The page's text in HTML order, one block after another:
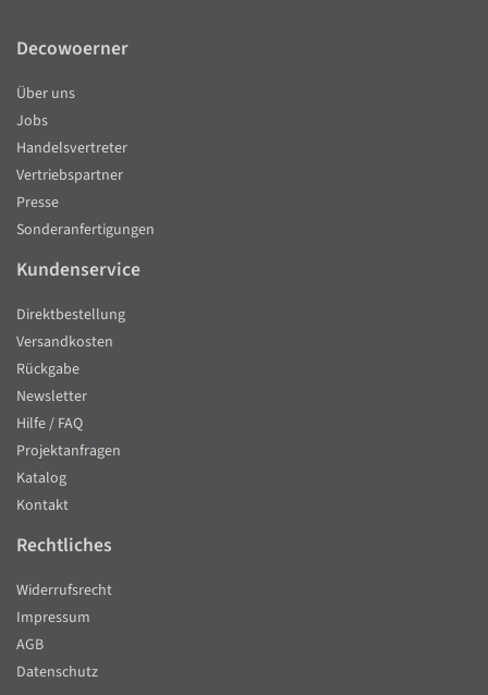
Decowoerner
Über uns
Jobs
Handelsvertreter
Vertriebspartner
Presse
Sonderanfertigungen
Kundenservice
Direktbestellung
Versandkosten
Rückgabe
Newsletter
Hilfe / FAQ
Projektanfragen
Katalog
Kontakt
Rechtliches
Widerrufsrecht
Impressum
AGB
Datenschutz